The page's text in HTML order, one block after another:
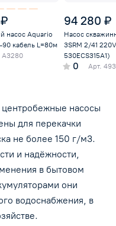
насос Aquario
90 кабель L=80м
А3280
94 280 ₽
Насос
3SRM 2/41
530ECS315A1)
0 Арт.
насосы
для перекачки
не более 150 г/м3.
и надёжности,
в бытовом
они
водоснабжения, в